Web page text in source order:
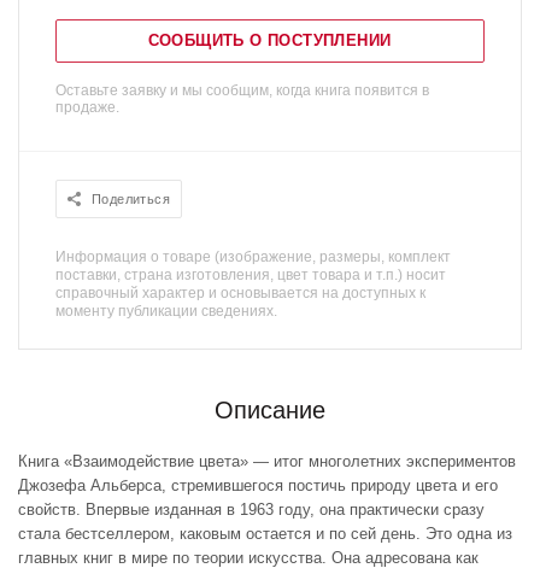
СООБЩИТЬ О ПОСТУПЛЕНИИ
Оставьте заявку и мы сообщим, когда книга появится в
продаже.
Поделиться
Информация о товаре (изображение, размеры, комплект
поставки, страна изготовления, цвет товара и т.п.) носит
справочный характер и основывается на доступных к
моменту публикации сведениях.
Описание
Книга «Взаимодействие цвета» — итог многолетних экспериментов
Джозефа Альберса, стремившегося постичь природу цвета и его
свойств. Впервые изданная в 1963 году, она практически сразу
стала бестселлером, каковым остается и по сей день. Это одна из
главных книг в мире по теории искусства. Она адресована как